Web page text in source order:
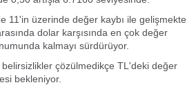
11'in üzerinde değer kaybı ile gelişmekte
dolar karşısında en çok değer
kalmayı sürdürüyor.
çözülmedikçe TL'deki değer
bekleniyor.